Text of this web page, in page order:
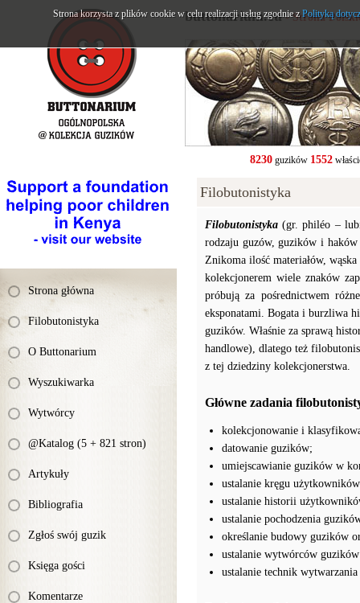
Strona główna
Filobutonistyka
O Buttonarium
Wyszukiwarka
Wytwórcy
@Katalog (5 + 821 stron)
Artykuły
Bibliografia
Zgłoś swój guzik
Księga gości
Komentarze
buttonarium.eu- Strona
8230guzików 1552
Filobutonistyka
Filobutonistyka (gr. philéo –
rodzaju guzów, guzików i
Znikoma ilość materiałów,
kolekcjonerem wiele znaków
próbują za pośrednictwem
eksponatami. Bogata i burzliwa
guzików. Właśnie za sprawą
handlowe), dlatego też
z tej dziedziny kolekcjonerstwa.
Główne zadania
kolekcjonowanie i
datowanie guzików;
umiejscawianie guzików w
ustalanie kręgu
ustalanie historii
ustalanie pochodzenia
określanie budowy guzików
ustalanie wytwórców
ustalanie technik
Strona korzysta z plików cookie w celu realizacji usług zgodnie zPolityką